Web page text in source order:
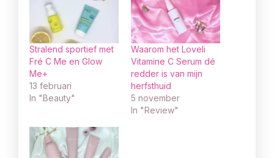
Stralend sportief met
Fré C Me en Glow
Me+
13 februari
In "Beauty"
Waarom het Loveli
Vitamine C Serum dé
redder is van mijn
herfsthuid
5 november
In "Review"